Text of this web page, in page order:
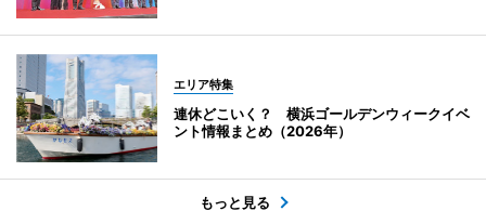
エリア特集
連休どこいく？ 横浜ゴールデンウィークイベ
ント情報まとめ（2026年）
もっと見る